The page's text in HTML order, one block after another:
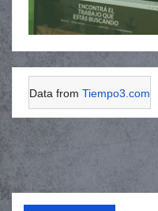
Data from Tiempo3.com